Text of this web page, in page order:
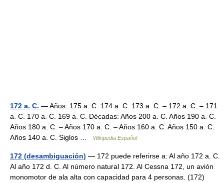
172 a. C. — Años: 175 a. C. 174 a. C. 173 a. C. – 172 a. C. – 171
a. C. 170 a. C. 169 a. C. Décadas: Años 200 a. C. Años 190 a. C.
Años 180 a. C. – Años 170 a. C. – Años 160 a. C. Años 150 a. C.
Años 140 a. C. Siglos …
Wikipedia Español
172 (desambiguación) — 172 puede referirse a: Al año 172 a. C.
Al año 172 d. C. Al número natural 172. Al Cessna 172, un avión
monomotor de ala alta con capacidad para 4 personas. (172)